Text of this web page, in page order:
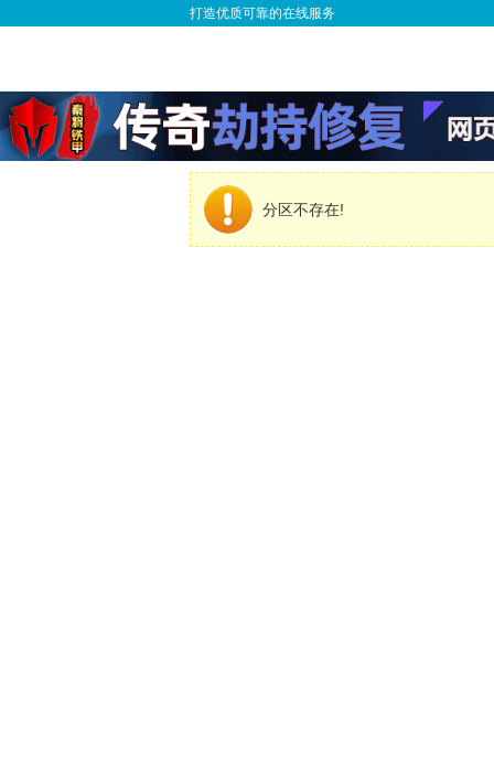
打造优质可靠的在线服务
分区不存在!